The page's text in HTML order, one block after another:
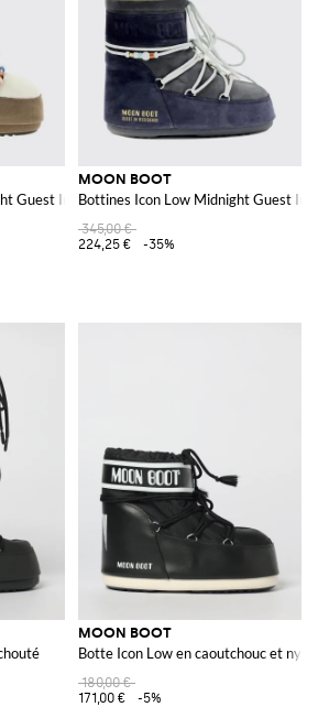
Guest In Residence x en daim
MOON BOOT
Bottines Icon Low Midnight Guest In
345,00 €
224,25 €
-35%
MOON BOOT
Botte Icon Low en caoutchouc et
180,00 €
171,00 €
-5%